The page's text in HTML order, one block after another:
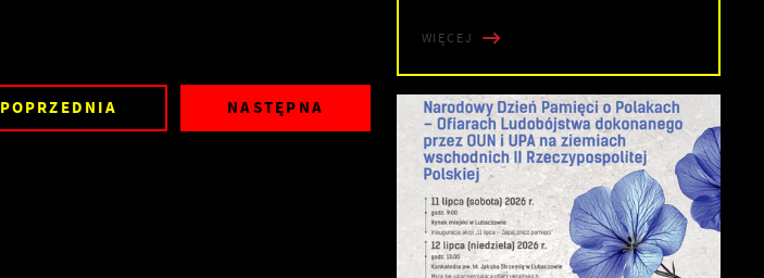
POPRZEDNIA NASTĘPNA
WIĘCEJ